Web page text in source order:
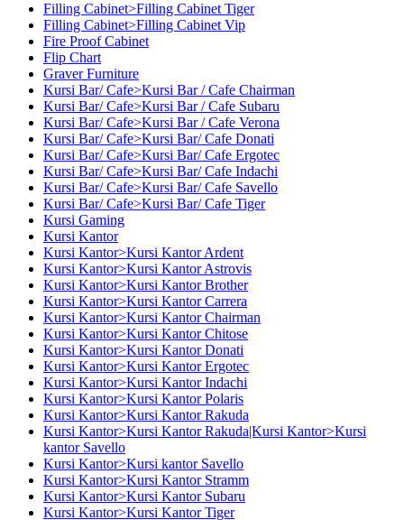
Filling Cabinet>Filling Cabinet Tiger
Filling Cabinet>Filling Cabinet Vip
Fire Proof Cabinet
Flip Chart
Graver Furniture
Kursi Bar/ Cafe>Kursi Bar / Cafe Chairman
Kursi Bar/ Cafe>Kursi Bar / Cafe Subaru
Kursi Bar/ Cafe>Kursi Bar / Cafe Verona
Kursi Bar/ Cafe>Kursi Bar/ Cafe Donati
Kursi Bar/ Cafe>Kursi Bar/ Cafe Ergotec
Kursi Bar/ Cafe>Kursi Bar/ Cafe Indachi
Kursi Bar/ Cafe>Kursi Bar/ Cafe Savello
Kursi Bar/ Cafe>Kursi Bar/ Cafe Tiger
Kursi Gaming
Kursi Kantor
Kursi Kantor>Kursi Kantor Ardent
Kursi Kantor>Kursi Kantor Astrovis
Kursi Kantor>Kursi Kantor Brother
Kursi Kantor>Kursi Kantor Carrera
Kursi Kantor>Kursi Kantor Chairman
Kursi Kantor>Kursi Kantor Chitose
Kursi Kantor>Kursi Kantor Donati
Kursi Kantor>Kursi Kantor Ergotec
Kursi Kantor>Kursi Kantor Indachi
Kursi Kantor>Kursi Kantor Polaris
Kursi Kantor>Kursi Kantor Rakuda
Kursi Kantor>Kursi Kantor Rakuda|Kursi Kantor>Kursi
kantor Savello
Kursi Kantor>Kursi kantor Savello
Kursi Kantor>Kursi Kantor Stramm
Kursi Kantor>Kursi Kantor Subaru
Kursi Kantor>Kursi Kantor Tiger